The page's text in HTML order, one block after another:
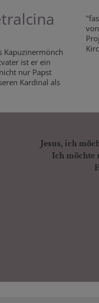
Kapuzinermönch
ist er ein
nur Papst
Kardinal als
Jesus, ich
Ich möchte